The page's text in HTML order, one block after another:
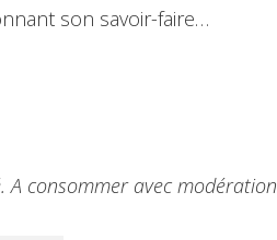
son savoir-faire…
A consommer avec modération